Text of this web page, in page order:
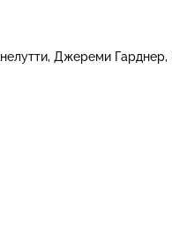
Джереми Гарднер